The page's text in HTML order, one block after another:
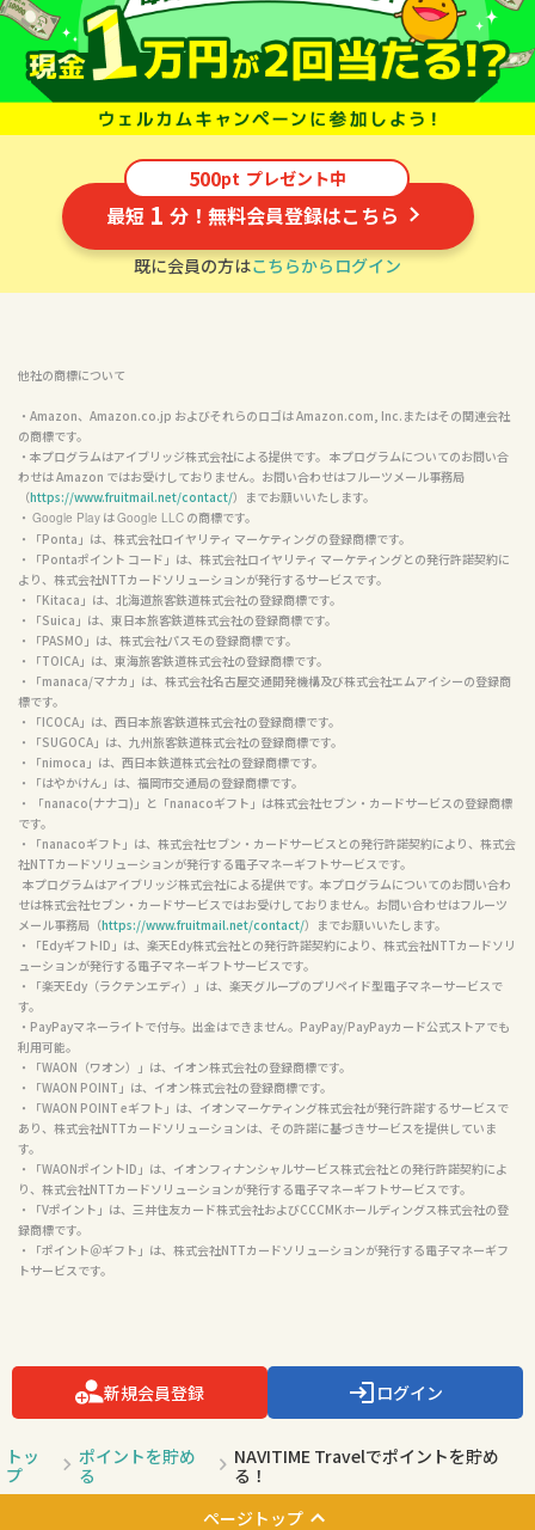
500pt プレゼント中
最短 1 分！無料会員登録はこちら
既に会員の方はこちらからログイン
他社の商標について
・Amazon、Amazon.co.jp およびそれらのロゴは Amazon.com, Inc.またはその関連会社
の商標です。
・本プログラムはアイブリッジ株式会社による提供です。 本プログラムについてのお問い合
わせは Amazon ではお受けしておりません。お問い合わせはフルーツメール事務局
（https://www.fruitmail.net/contact/）までお願いいたします。
・ Google Play は Google LLC の商標です。
・「Ponta」は、株式会社ロイヤリティ マーケティングの登録商標です。
・「Pontaポイント コード」は、株式会社ロイヤリティ マーケティングとの発行許諾契約に
より、株式会社NTTカードソリューションが発行するサービスです。
・「Kitaca」は、北海道旅客鉄道株式会社の登録商標です。
・「Suica」は、東日本旅客鉄道株式会社の登録商標です。
・「PASMO」は、株式会社パスモの登録商標です。
・「TOICA」は、東海旅客鉄道株式会社の登録商標です。
・「manaca/マナカ」は、株式会社名古屋交通開発機構及び株式会社エムアイシーの登録商
標です。
・「ICOCA」は、西日本旅客鉄道株式会社の登録商標です。
・「SUGOCA」は、九州旅客鉄道株式会社の登録商標です。
・「nimoca」は、西日本鉄道株式会社の登録商標です。
・「はやかけん」は、福岡市交通局の登録商標です。
・ 「nanaco(ナナコ)」と「nanacoギフト」は株式会社セブン・カードサービスの登録商標
です。
・「nanacoギフト」は、株式会社セブン・カードサービスとの発行許諾契約により、株式会
社NTTカードソリューションが発行する電子マネーギフトサービスです。
せは株式会社セブン・カードサービスではお受けしておりません。お問い合わせはフルーツ
メール事務局（https://www.fruitmail.net/contact/）までお願いいたします。
・「EdyギフトID」は、楽天Edy株式会社との発行許諾契約により、株式会社NTTカードソリ
ューションが発行する電子マネーギフトサービスです。
・「楽天Edy（ラクテンエディ）」は、楽天グループのプリペイド型電子マネーサービスで
す。
・PayPayマネーライトで付与。出金はできません。PayPay/PayPayカード公式ストアでも
利用可能。
・「WAON（ワオン）」は、イオン株式会社の登録商標です。
・「WAON POINT」は、イオン株式会社の登録商標です。
・「WAON POINT eギフト」は、イオンマーケティング株式会社が発行許諾するサービスで
あり、株式会社NTTカードソリューションは、その許諾に基づきサービスを提供していま
す。
・「WAONポイントID」は、イオンフィナンシャルサービス株式会社との発行許諾契約によ
り、株式会社NTTカードソリューションが発行する電子マネーギフトサービスです。
・「Vポイント」は、三井住友カード株式会社およびCCCMKホールディングス株式会社の登
録商標です。
・「ポイント＠ギフト」は、株式会社NTTカードソリューションが発行する電子マネーギフ
トサービスです。
新規会員登録 ログイン
トッ
プ
ポイントを貯め
る
NAVITIME Travelでポイントを貯め
る！
ページトップ